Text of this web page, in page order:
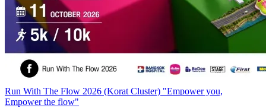
Run With The Flow 2026 (Korat Cluster) "Empower you,
Empower the flow"